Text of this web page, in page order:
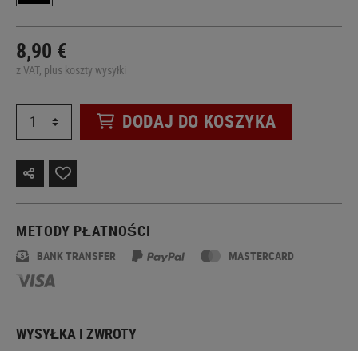
8,90 €
z VAT, plus koszty wysyłki
DODAJ DO KOSZYKA
METODY PŁATNOŚCI
BANK TRANSFER MASTERCARD
WYSYŁKA I ZWROTY